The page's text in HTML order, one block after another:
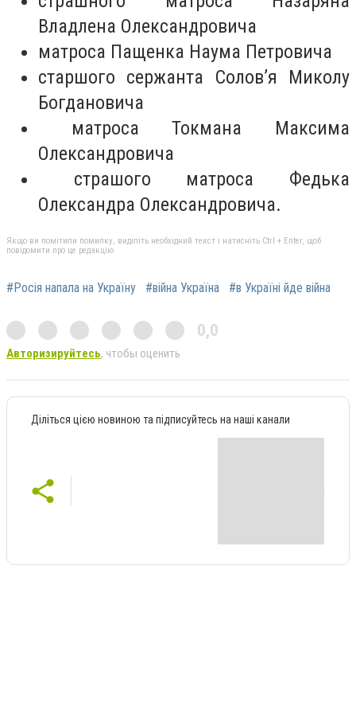
Владлена Олександровича
матроса Пащенка Наума Петровича
старшого сержанта Солов’я Миколу
Богдановича
матроса Токмана Максима
Олександровича
страшого матроса Федька
Олександра Олександровича.
Якщо ви помітили помилку, виділіть необхідний текст і натисніть Ctrl + Enter, щоб
повідомити про це редакцію
#Росія напала на Україну #війна Україна #в Україні йде війна
0,0
Авторизируйтесь, чтобы оценить
Діліться цією новиною та підписуйтесь на наші канали